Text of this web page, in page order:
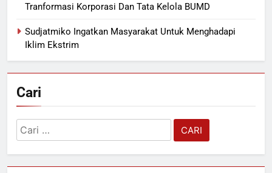
Tranformasi Korporasi Dan Tata Kelola BUMD
Sudjatmiko Ingatkan Masyarakat Untuk Menghadapi
Iklim Ekstrim
Cari
Cari
untuk: